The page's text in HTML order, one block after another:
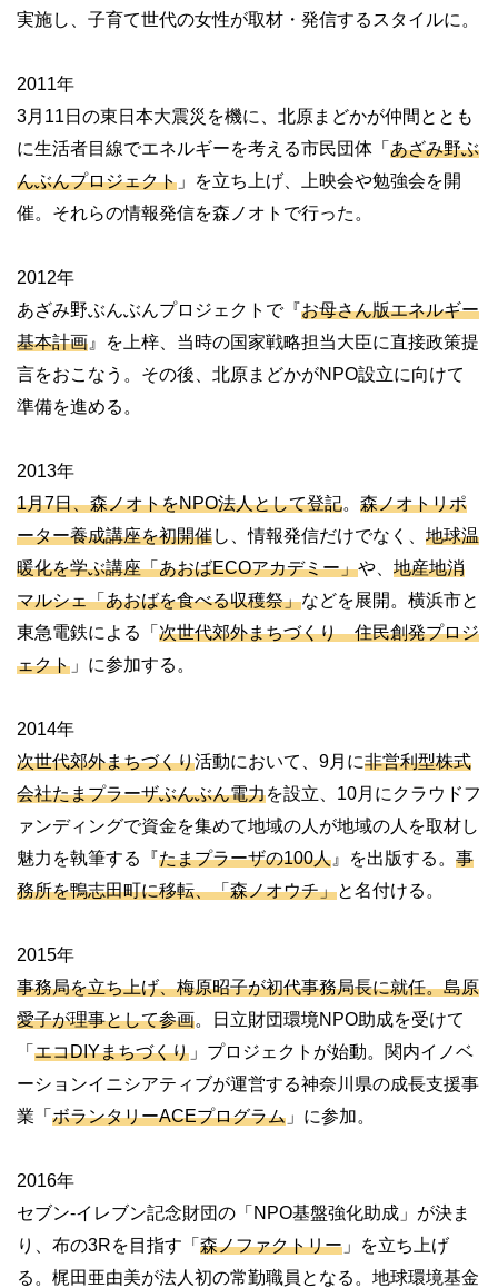
実施し、子育て世代の女性が取材・発信するスタイルに。
2011年
3月11日の東日本大震災を機に、北原まどかが仲間ととも
に生活者目線でエネルギーを考える市民団体「 あざみ野ぶ
んぶんプロジェクト 」を立ち上げ、上映会や勉強会を開
催。それらの情報発信を森ノオトで行った。
2012年
あざみ野ぶんぶんプロジェクトで『お母さん版エネルギー
基本計画 』を上梓、当時の国家戦略担当大臣に直接政策提
言をおこなう。その後、北原まどかがNPO設立に向けて
準備を進める。
2013年
1月7日、森ノオトをNPO法人として登記。 森ノオトリポ
ーター養成講座を初開催し、情報発信だけでなく、 地球温
暖化を学ぶ講座「あおばECOアカデミー」や、 地産地消
マルシェ「あおばを食べる収穫祭」などを展開。横浜市と
東急電鉄による「 次世代郊外まちづくり 住民創発プロジ
ェクト 」に参加する。
2014年
次世代郊外まちづくり活動において、9月に非営利型株式
会社たまプラーザぶんぶん電力を設立、10月にクラウドフ
ァンディングで資金を集めて地域の人が地域の人を取材し
魅力を執筆する『たまプラーザの100人 』を出版する。 事
務所を鴨志田町に移転、「森ノオウチ」と名付ける。
2015年
事務局を立ち上げ、梅原昭子が初代事務局長に就任。島原
愛子が理事として参画。日立財団環境NPO助成を受けて
「 エコDIYまちづくり 」プロジェクトが始動。関内イノベ
ーションイニシアティブが運営する神奈川県の成長支援事
業「 ボランタリーACEプログラム 」に参加。
2016年
セブン-イレブン記念財団の「NPO基盤強化助成」が決ま
り、布の3Rを目指す「 森ノファクトリー 」を立ち上げ
る。梶田亜由美が法人初の常勤職員となる。地球環境基金